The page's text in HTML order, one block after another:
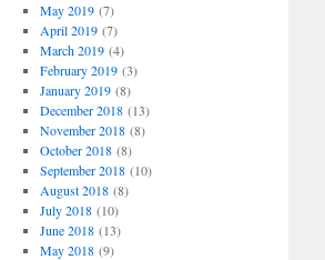
May 2019(7)
April 2019(7)
March 2019(4)
February 2019(3)
January 2019(8)
December 2018(13)
November 2018(8)
October 2018(8)
September 2018(10)
August 2018(8)
July 2018(10)
June 2018(13)
May 2018(9)